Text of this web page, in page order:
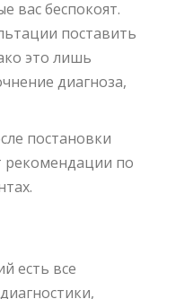
вас беспокоят.
поставить
это лишь
диагноза,
постановки
рекомендации по
есть все